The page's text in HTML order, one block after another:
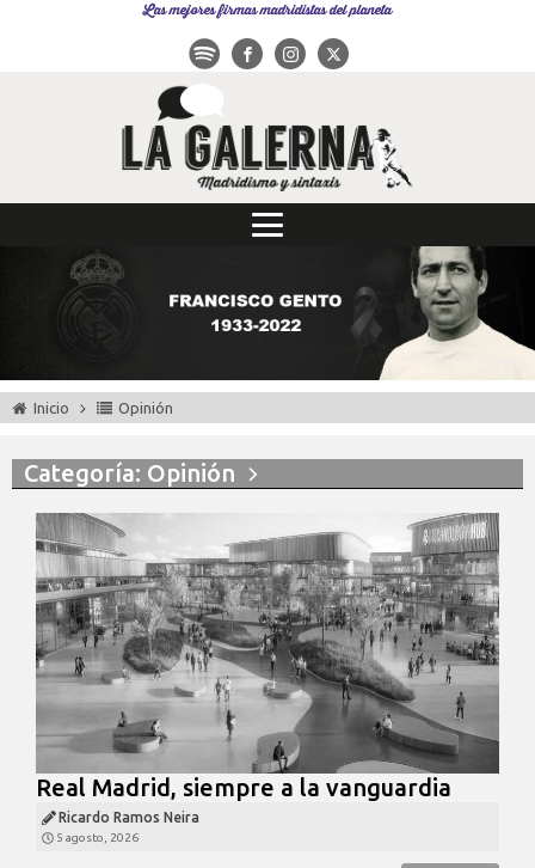
Las mejores firmas madridistas del planeta
Inicio Opinión
Categoría: Opinión
Real Madrid, siempre a la vanguardia
Ricardo Ramos Neira
5 agosto, 2026